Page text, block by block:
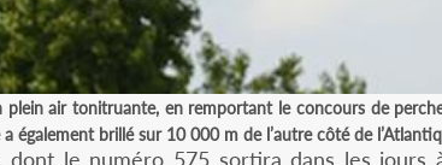
air tonitruante, en remportant le concours de
également brillé sur 10 000 m de l’autre côté de
dont le numéro 575 sortira dans les jours